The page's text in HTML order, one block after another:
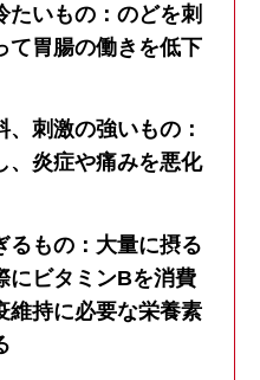
たいもの：のどを刺
て胃腸の働きを低下
刺激の強いもの：
、炎症や痛みを悪化
るもの：大量に摂る
にビタミンBを消費
維持に必要な栄養素